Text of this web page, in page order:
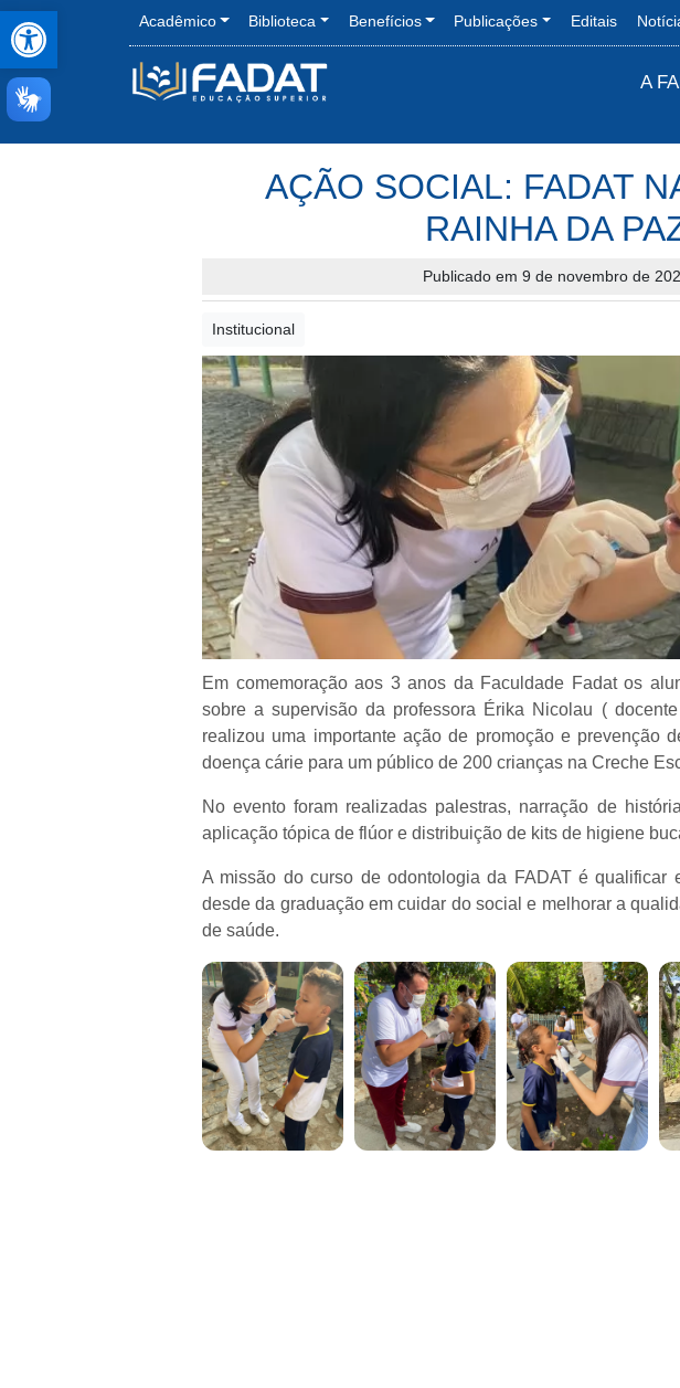
Abrir a barra de ferramentas
Acadêmico Biblioteca Benefícios Publicações Editais
A
AÇÃO SOCIAL: FADAT
RAINHA DA
Publicado em 9 de novembro de
Institucional
Em comemoração aos 3 anos da Faculdade Fadat os
sobre a supervisão da professora Érika Nicolau (
realizou uma importante ação de promoção e prevenção
doença cárie para um público de 200 crianças na Creche
No evento foram realizadas palestras, narração de
aplicação tópica de flúor e distribuição de kits de higiene
A missão do curso de odontologia da FADAT é qualificar
desde da graduação em cuidar do social e melhorar a
de saúde.